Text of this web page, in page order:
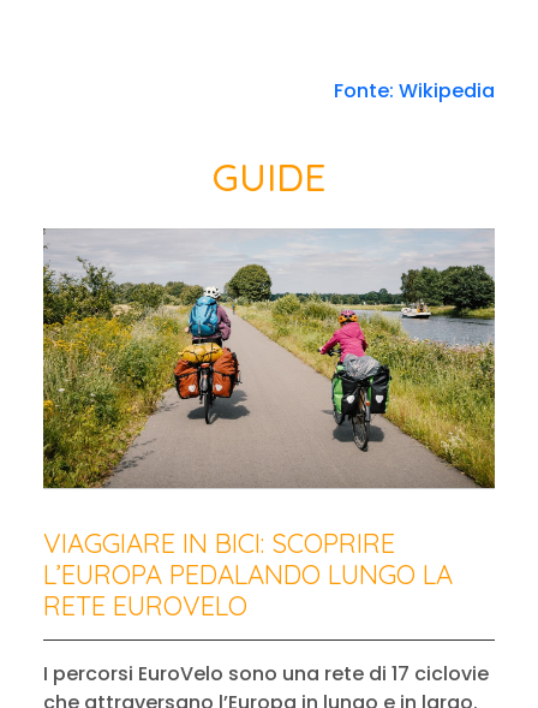
Fonte: Wikipedia
GUIDE
VIAGGIARE IN BICI: SCOPRIRE
L’EUROPA PEDALANDO LUNGO LA
RETE EUROVELO
I percorsi EuroVelo sono una rete di 17 ciclovie